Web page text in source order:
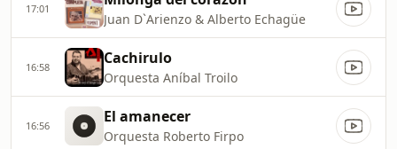
17:01
Juan D`Arienzo & Alberto Echagüe
16:58 Cachirulo
Orquesta Aníbal Troilo
16:56 El amanecer
Orquesta Roberto Firpo